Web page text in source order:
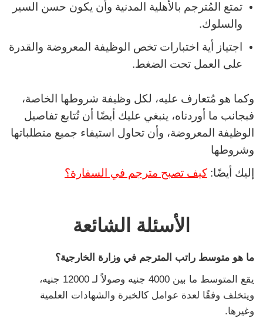
تمتع المُترجم بالأهلية المدنية وأن يكون حسن السير
والسلوك.
اجتياز أية اختبارات تخص الوظيفة المعروضة والقدرة
على العمل تحت الضغط.
وكما هو مُتعارف عليه، لكل وظيفة شروطها الخاصة،
فبجانب ما أوردناه، ينبغي عليك أيضًا أن تُتابع تفاصيل
الوظيفة المعروضة، وأن تحاول استيفاء جميع متطلباتها
وشروطها
إليك أيضًا: كيف تصبح مترجم في السفارة؟
الأسئلة الشائعة
ما هو متوسط راتب المترجم في وزارة الخارجية؟
يقع المتوسط ما بين 4000 جنيه وصولاً لـ 12000 جنيه،
ويتخلف وفقًا لعدة عوامل كالخبرة والشهادات العلمية
وغيرها.